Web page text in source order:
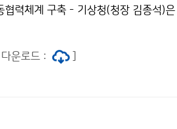
협력체계 구축 - 기상청(청장 김종석)
여 예보관이 신속·정확한 예보정보
[ 다운로드 :